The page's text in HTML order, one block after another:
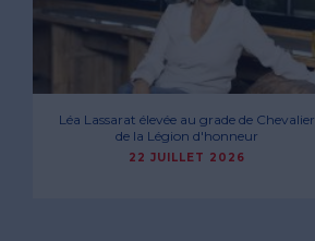
Léa Lassarat élevée au grade de Chevalier
de la Légion d'honneur
22 JUILLET 2026